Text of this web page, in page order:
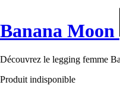
Banana Moon
Découvrez le legging femme
Produit indisponible